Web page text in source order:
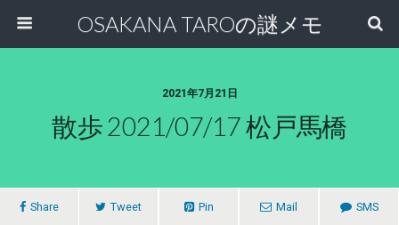
OSAKANA TAROの謎メモ
2021年7月21日
散歩 2021/07/17 松戸馬橋
Share Tweet Pin Mail SMS